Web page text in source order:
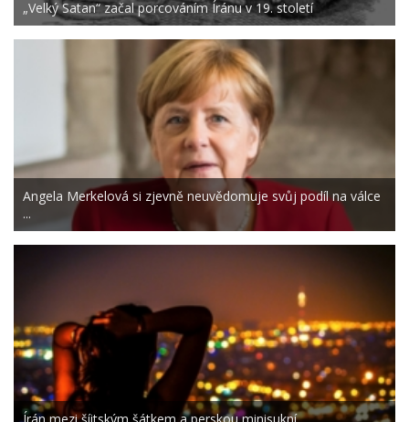
„Velký Satan“ začal porcováním Íránu v 19. století
Angela Merkelová si zjevně neuvědomuje svůj podíl na válce
...